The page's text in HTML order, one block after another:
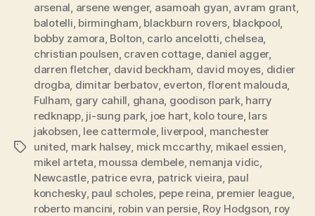
4”
Tags
arsenal, arsene wenger, asamoah gyan, avram grant,
balotelli, birmingham, blackburn rovers, blackpool,
bobby zamora, Bolton, carlo ancelotti, chelsea,
christian poulsen, craven cottage, daniel agger,
darren fletcher, david beckham, david moyes, didier
drogba, dimitar berbatov, everton,florent malouda,
Fulham, gary cahill, ghana, goodison park, harry
redknapp, ji-sung park, joe hart, kolo toure, lars
jakobsen, lee cattermole, liverpool, manchester
united, mark halsey, mick mccarthy, mikael essien,
mikel arteta, moussa dembele, nemanja vidic,
Newcastle, patrice evra, patrick vieira, paul
konchesky, paul scholes, pepe reina, premier league,
roberto mancini, robin van persie, Roy Hodgson, roy